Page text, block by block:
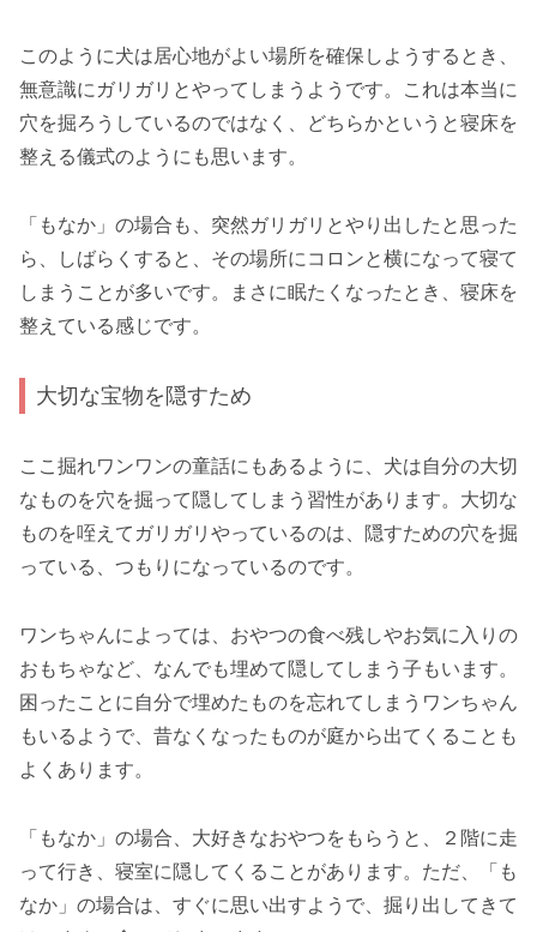
このように犬は居心地がよい場所を確保しようするとき、
無意識にガリガリとやってしまうようです。これは本当に
穴を掘ろうしているのではなく、どちらかというと寝床を
整える儀式のようにも思います。
「もなか」の場合も、突然ガリガリとやり出したと思った
ら、しばらくすると、その場所にコロンと横になって寝て
しまうことが多いです。まさに眠たくなったとき、寝床を
整えている感じです。
大切な宝物を隠すため
ここ掘れワンワンの童話にもあるように、犬は自分の大切
なものを穴を掘って隠してしまう習性があります。大切な
ものを咥えてガリガリやっているのは、隠すための穴を掘
っている、つもりになっているのです。
ワンちゃんによっては、おやつの食べ残しやお気に入りの
おもちゃなど、なんでも埋めて隠してしまう子もいます。
困ったことに自分で埋めたものを忘れてしまうワンちゃん
もいるようで、昔なくなったものが庭から出てくることも
よくあります。
「もなか」の場合、大好きなおやつをもらうと、２階に走
って行き、寝室に隠してくることがあります。ただ、「も
なか」の場合は、すぐに思い出すようで、掘り出してきて